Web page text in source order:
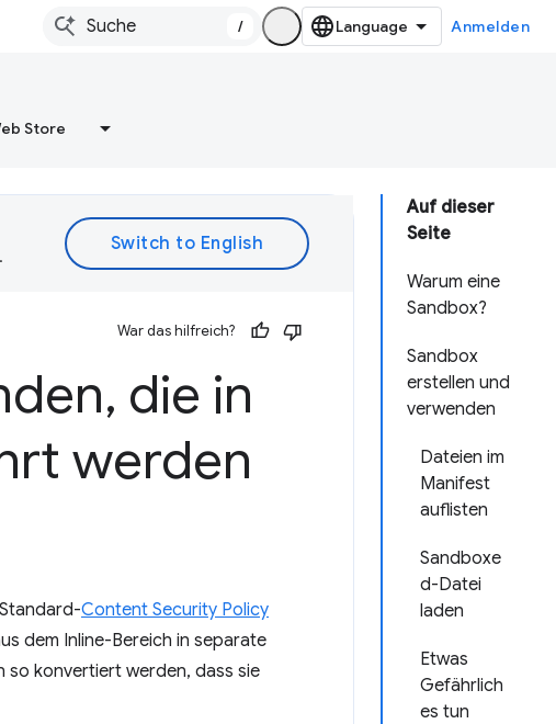
/ Anmelden
Store
Auf dieser
Seite
Warum eine
Sandbox?
Sandbox
erstellen und
verwenden
Dateien im
Manifest
auflisten
Sandboxe
d-Datei
laden
Etwas
Gefährlich
es tun
War das hilfreich?
, die in
werden
Content Security Policy
dem Inline-Bereich in separate
so konvertiert werden, dass sie